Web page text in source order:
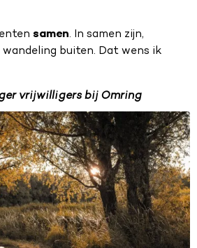
samen. In samen zijn,
wandeling buiten. Dat wens ik
vrijwilligers bij Omring